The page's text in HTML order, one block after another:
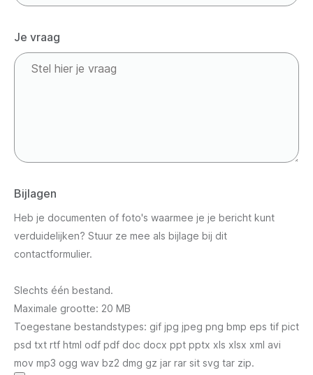
Je vraag
Bijlagen
Heb je documenten of foto's waarmee je je bericht kunt
verduidelijken? Stuur ze mee als bijlage bij dit
contactformulier.
Slechts één bestand.
Maximale grootte: 20 MB
Toegestane bestandstypes: gif jpg jpeg png bmp eps tif pict
psd txt rtf html odf pdf doc docx ppt pptx xls xlsx xml avi
mov mp3 ogg wav bz2 dmg gz jar rar sit svg tar zip.